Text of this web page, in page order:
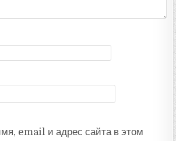
email и адрес сайта в этом